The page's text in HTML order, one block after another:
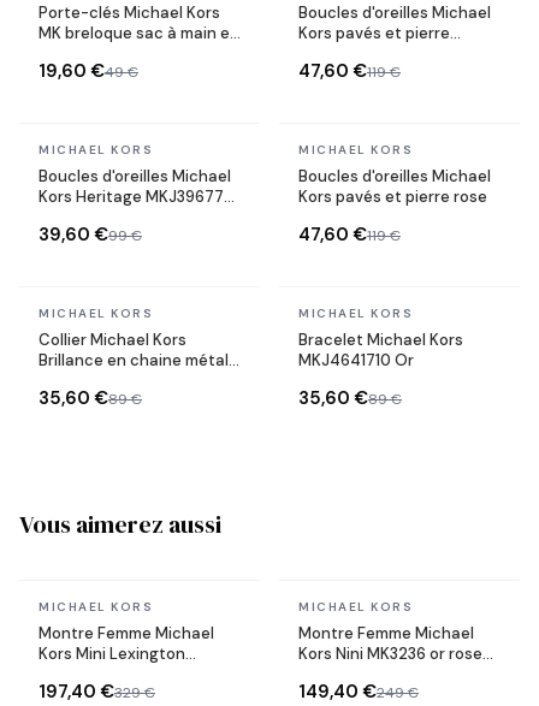
Porte-clés Michael Kors
MK breloque sac à main en
19,60 €49 €
Boucles d'oreilles Michael
Kors pavés et pierre
47,60 €119 €
En stock
MICHAEL KORS
Boucles d'oreilles Michael
Kors Heritage MKJ3967791
rose
39,60 €99 €
En stock
MICHAEL KORS
Boucles d'oreilles Michael
Kors pavés et pierre rose
47,60 €119 €
En stock
MICHAEL KORS
Collier Michael Kors
Brillance en chaine métal
35,60 €89 €
En stock
MICHAEL KORS
Bracelet Michael Kors
MKJ4641710 Or
35,60 €89 €
Vous aimerez aussi
En stock
MICHAEL KORS
Montre Femme Michael
Kors Mini Lexington
maillons acier
197,40 €329 €
En stock
MICHAEL KORS
Montre Femme Michael
Kors Nini MK3236 or rose
149,40 €249 €